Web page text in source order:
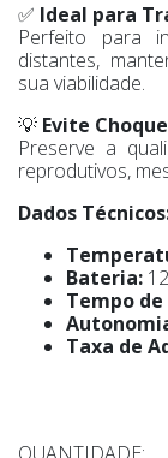
✅ Ideal para
Perfeito para
distantes,
sua viabilidade.
💡 Evite
Preserve a
reprodutivos,
Dados
Bateria:
Tempo
Taxa de